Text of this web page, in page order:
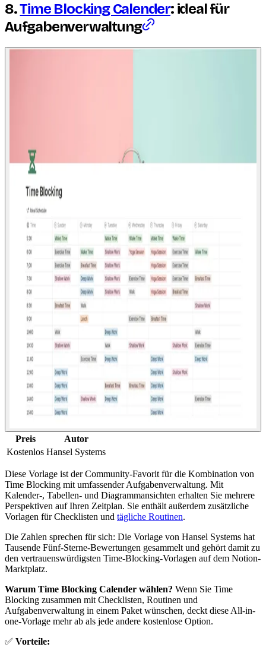
8.Time Blocking Calender: ideal für
Aufgabenverwaltung
Preis
Autor
Kostenlos Hansel Systems
Diese Vorlage ist der Community-Favorit für die Kombination von
Time Blocking mit umfassender Aufgabenverwaltung. Mit
Kalender-, Tabellen- und Diagrammansichten erhalten Sie mehrere
Perspektiven auf Ihren Zeitplan. Sie enthält außerdem zusätzliche
Vorlagen für Checklisten und tägliche Routinen.
Die Zahlen sprechen für sich: Die Vorlage von Hansel Systems hat
Tausende Fünf-Sterne-Bewertungen gesammelt und gehört damit zu
den vertrauenswürdigsten Time-Blocking-Vorlagen auf dem Notion-
Marktplatz.
Warum Time Blocking Calender wählen? Wenn Sie Time
Blocking zusammen mit Checklisten, Routinen und
Aufgabenverwaltung in einem Paket wünschen, deckt diese All-in-
one-Vorlage mehr ab als jede andere kostenlose Option.
✅ Vorteile: